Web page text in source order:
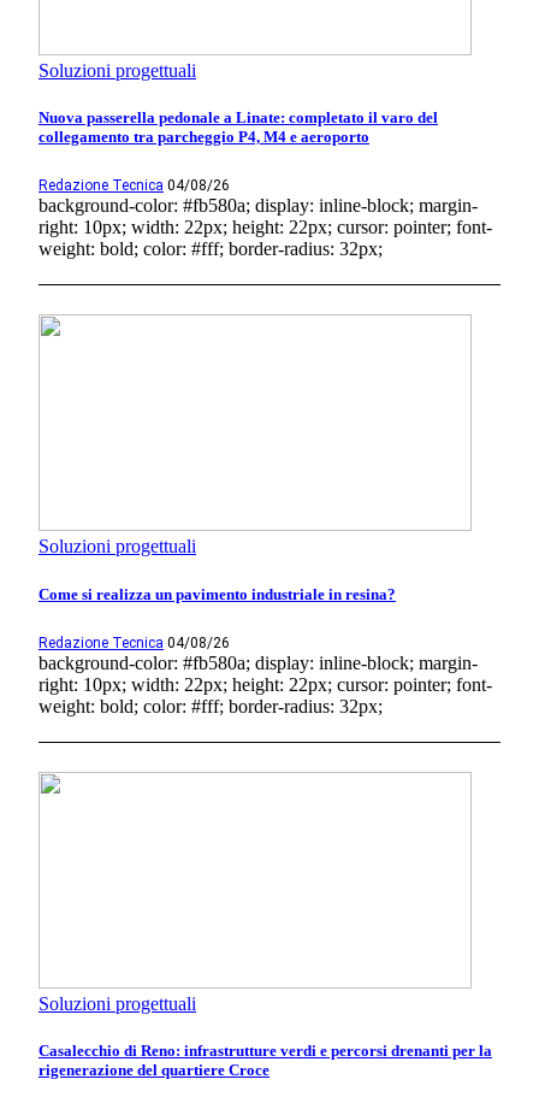
Soluzioni progettuali
Nuova passerella pedonale a Linate: completato il varo del
collegamento tra parcheggio P4, M4 e aeroporto
Redazione Tecnica 04/08/26
background-color: #fb580a; display: inline-block; margin-
right: 10px; width: 22px; height: 22px; cursor: pointer; font-
weight: bold; color: #fff; border-radius: 32px;
Soluzioni progettuali
Come si realizza un pavimento industriale in resina?
Redazione Tecnica 04/08/26
background-color: #fb580a; display: inline-block; margin-
right: 10px; width: 22px; height: 22px; cursor: pointer; font-
weight: bold; color: #fff; border-radius: 32px;
Soluzioni progettuali
Casalecchio di Reno: infrastrutture verdi e percorsi drenanti per la
rigenerazione del quartiere Croce